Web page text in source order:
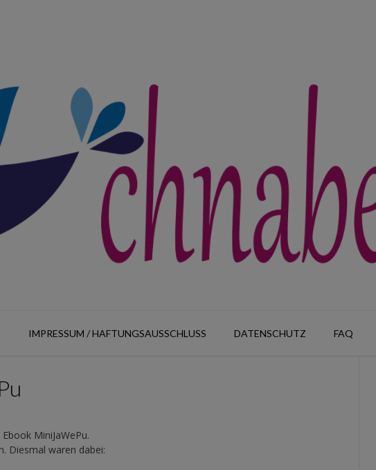
IMPRESSUM / HAFTUNGSAUSSCHLUSS DATENSCHUTZ FAQ
MiniJaWePu.
Diesmal waren dabei: